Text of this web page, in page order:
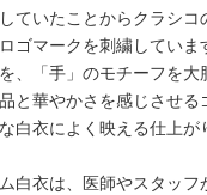
ていたことからクラシコ
ゴマークを刺繍していま
、「手」のモチーフを大
と華やかさを感じさせる
白衣によく映える仕上が
白衣は、医師やスタッフ